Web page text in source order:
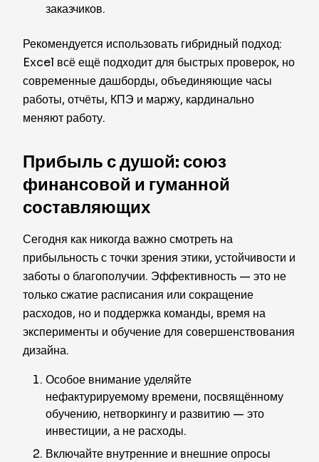
заказчиков.
Рекомендуется использовать гибридный подход:
Excel всё ещё подходит для быстрых проверок, но
современные дашборды, объединяющие часы
работы, отчёты, КПЭ и маржу, кардинально
меняют работу.
Прибыль с душой: союз
финансовой и гуманной
составляющих
Сегодня как никогда важно смотреть на
прибыльность с точки зрения этики, устойчивости и
заботы о благополучии. Эффективность — это не
только сжатие расписания или сокращение
расходов, но и поддержка команды, время на
эксперименты и обучение для совершенствования
дизайна.
Особое внимание уделяйте
нефактурируемому времени, посвящённому
обучению, нетворкингу и развитию — это
инвестиции, а не расходы.
Включайте внутренние и внешние опросы